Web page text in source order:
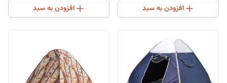
افزودن به سبد افزودن به سبد